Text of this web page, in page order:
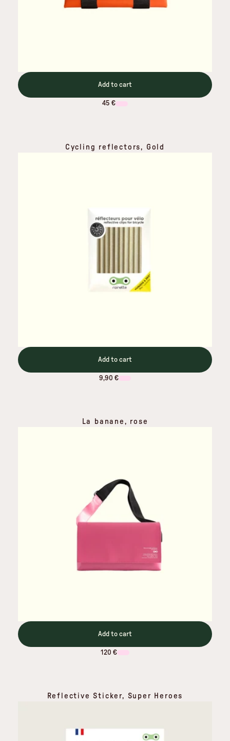
Add to cart
45 €
Cycling reflectors, Gold
Add to cart
9,90 €
La banane, rose
Add to cart
120 €
Reflective Sticker, Super Heroes